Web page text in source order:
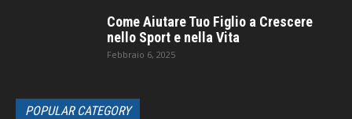
Come Aiutare Tuo Figlio a Crescere
nello Sport e nella Vita
Febbraio 6, 2025
POPULAR CATEGORY